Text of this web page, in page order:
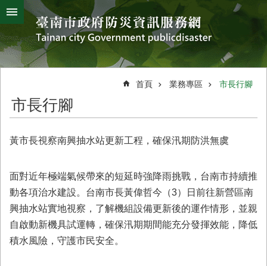
跳到主要內容區塊
搜
尋
進
階
搜
熱
字
颱
風
災
害
救
室
簡
介
災
防
新
首頁 業務專區 市長行腳
市長行腳
黃市長視察南興抽水站更新工程，確保汛期防洪無虞
面對近年極端氣候帶來的短延時強降雨挑戰，台南市持續推
動各項治水建設。台南市長黃偉哲今（3）日前往新營區南
興抽水站實地視察，了解機組設備更新後的運作情形，並親
自啟動新機具試運轉，確保汛期期間能充分發揮效能，降低
積水風險，守護市民安全。